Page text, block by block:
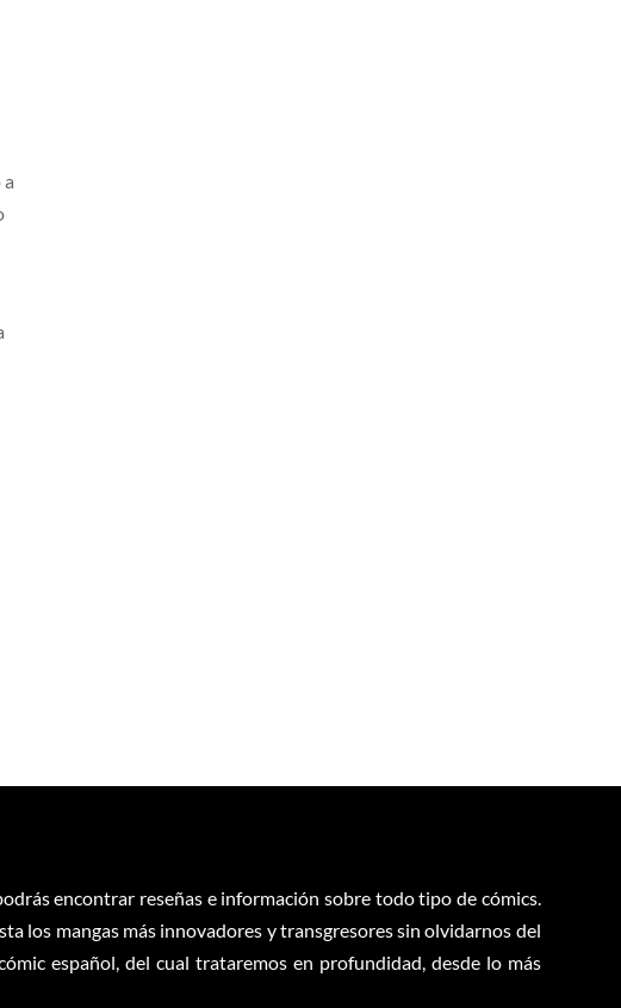
encontrar reseñas e información sobre todo tipo de cómics.
los mangas más innovadores y transgresores sin olvidarnos del
español, del cual trataremos en profundidad, desde lo más